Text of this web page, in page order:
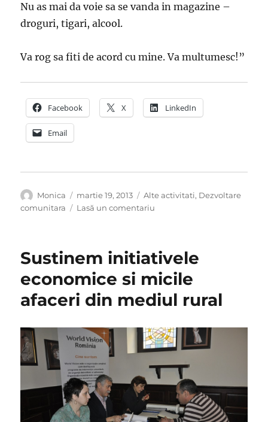
Nu as mai da voie sa se vanda in magazine –
droguri, tigari, alcool.
Va rog sa fiti de acord cu mine. Va multumesc!”
Facebook X LinkedIn
Email
Autor
Monica
Publicat
pe
martie 19, 2013 Categorii
Alte activitati, Dezvoltare
comunitara
Lasă un comentariu
primar
o
zi
in
satul
Sustinem initiativele
economice si micile
afaceri din mediul rural